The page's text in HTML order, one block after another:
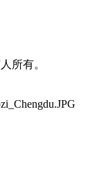
所有。